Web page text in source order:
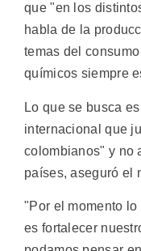
que "en los
habla de la
temas del
químicos siempre
Lo que se busca
internacional que
colombianos" y no
países, aseguró el
"Por el momento
es fortalecer